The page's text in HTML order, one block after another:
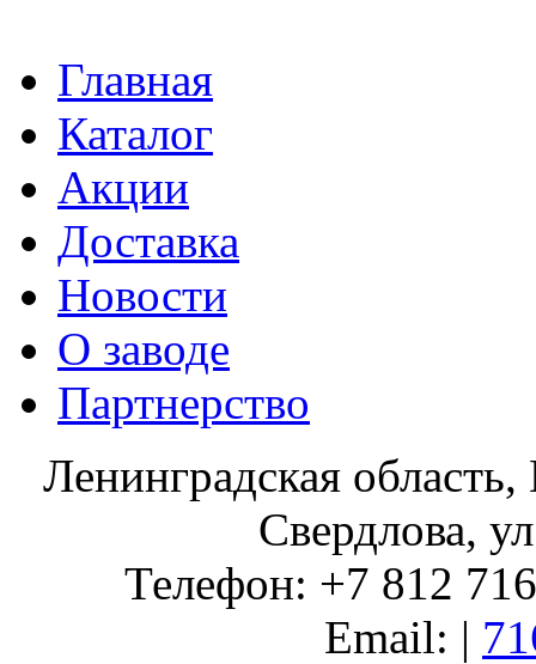
Главная
Каталог
Акции
Доставка
Новости
О заводе
Партнерство
Ленинградская
Свердлова,
Телефон: +7 812
Email: |